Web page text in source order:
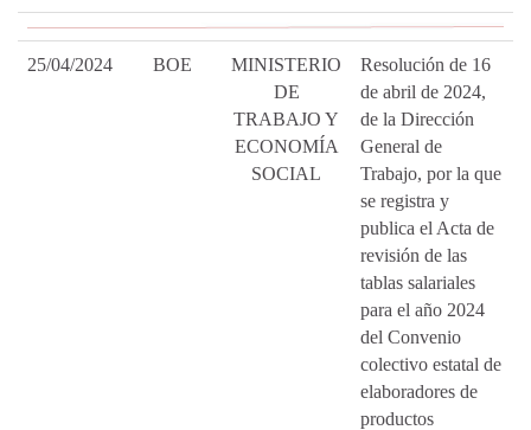
25/04/2024 BOE
MINISTERIO
DE
TRABAJO Y
ECONOMÍA
SOCIAL
Resolución de 16
de abril de 2024,
de la Dirección
General de
Trabajo, por la que
se registra y
publica el Acta de
revisión de las
tablas salariales
para el año 2024
del Convenio
colectivo estatal de
elaboradores de
productos